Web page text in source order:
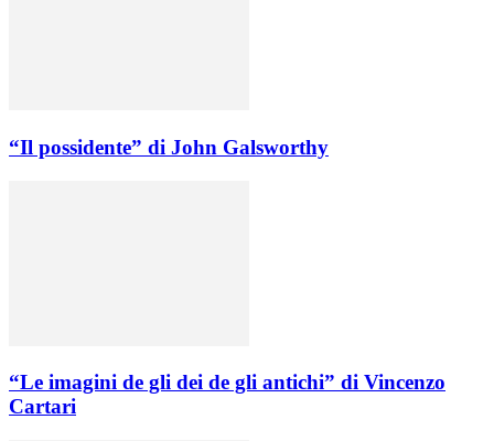
“Il possidente” di John Galsworthy
“Le imagini de gli dei de gli antichi” di Vincenzo
Cartari